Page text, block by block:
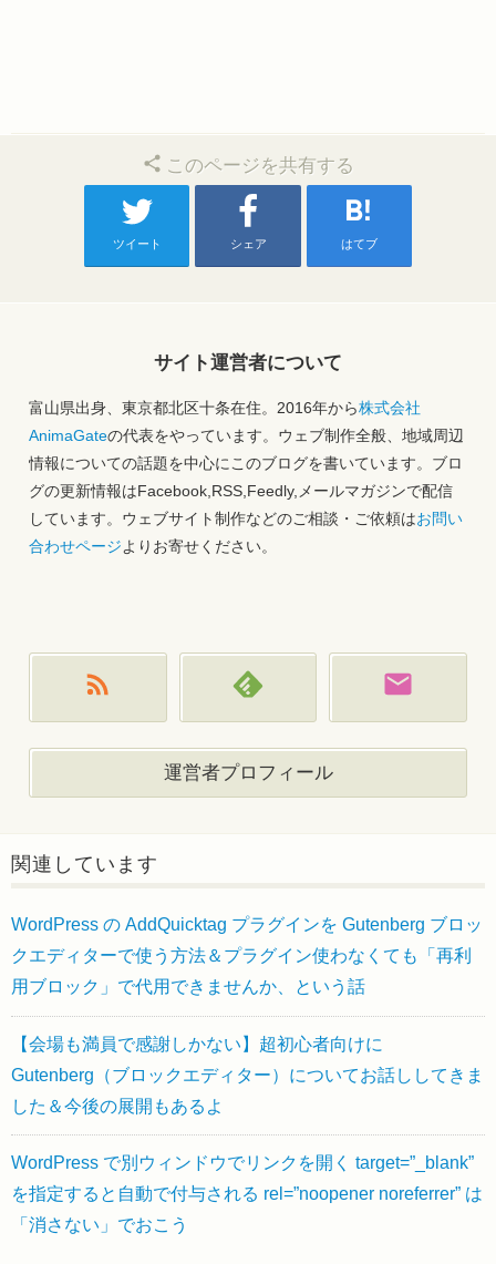
このページを共有する
ツイート シェア はてブ
サイト運営者について
富山県出身、東京都北区十条在住。2016年から株式会社
AnimaGateの代表をやっています。ウェブ制作全般、地域周辺
情報についての話題を中心にこのブログを書いています。ブロ
グの更新情報はFacebook,RSS,Feedly,メールマガジンで配信
しています。ウェブサイト制作などのご相談・ご依頼はお問い
合わせページよりお寄せください。
運営者プロフィール
関連しています
WordPress の AddQuicktag プラグインを Gutenberg ブロッ
クエディターで使う方法＆プラグイン使わなくても「再利
用ブロック」で代用できませんか、という話
【会場も満員で感謝しかない】超初心者向けに
Gutenberg（ブロックエディター）についてお話ししてきま
した＆今後の展開もあるよ
WordPress で別ウィンドウでリンクを開く target=”_blank”
を指定すると自動で付与される rel=”noopener noreferrer” は
「消さない」でおこう